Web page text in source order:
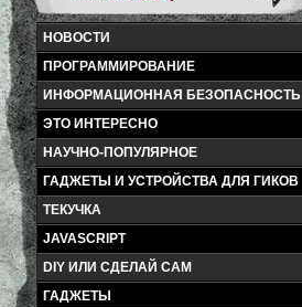
НОВОСТИ
ПРОГРАММИРОВАНИЕ
ИНФОРМАЦИОННАЯ БЕЗОПАСНОСТЬ
ЭТО ИНТЕРЕСНО
НАУЧНО-ПОПУЛЯРНОЕ
ГАДЖЕТЫ И УСТРОЙСТВА ДЛЯ ГИКОВ
ТЕКУЧКА
JAVASCRIPT
DIY ИЛИ СДЕЛАЙ САМ
ГАДЖЕТЫ